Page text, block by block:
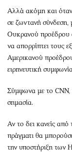
Αλλά ακόμη και
σε ζωντανή
Ουκρανού προέδρου
να απορρίπτει τους
Αμερικανού
ειρηνευτική
Σύμφωνα με το CNN,
σημασία.
Αν το δει κανείς
πράγματι θα
την υποστήριξη των